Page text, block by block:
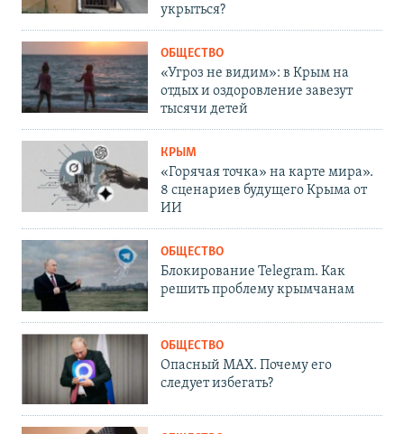
укрыться?
ОБЩЕСТВО
«Угроз не видим»: в Крым на
отдых и оздоровление завезут
тысячи детей
КРЫМ
«Горячая точка» на карте мира».
8 сценариев будущего Крыма от
ИИ
ОБЩЕСТВО
Блокирование Telegram. Как
решить проблему крымчанам
ОБЩЕСТВО
Опасный MAX. Почему его
следует избегать?